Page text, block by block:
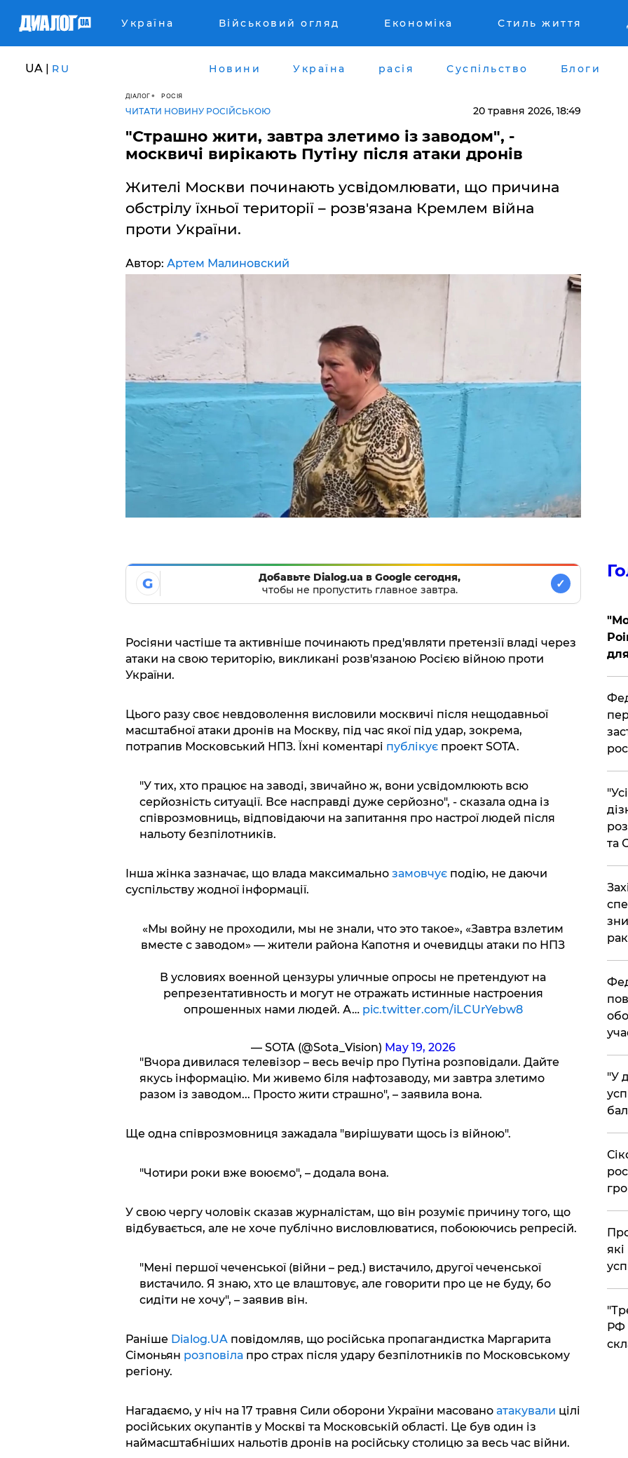
Україна Військовий огляд Економіка Стиль життя
UA | RU Новини Україна расія Суспільство Блоги
ДІАЛОГ РОСІЯ
ЧИТАТИ НОВИНУ РОСІЙСЬКОЮ 20 травня 2026, 18:49
​"Страшно жити, завтра злетимо із заводом", -
москвичі вирікають Путіну після атаки дронів
Жителі Москви починають усвідомлювати, що причина
обстрілу їхньої території – розв'язана Кремлем війна
проти України.
Автор: Артем Малиновский
G
Добавьте Dialog.ua в Google сегодня,
чтобы не пропустить главное завтра.
✓
Росіяни частіше та активніше починають пред'являти претензії владі через
атаки на свою територію, викликані розв'язаною Росією війною проти
України.
Цього разу своє невдоволення висловили москвичі після нещодавньої
масштабної атаки дронів на Москву, під час якої під удар, зокрема,
потрапив Московський НПЗ. Їхні коментарі публікує проект SOTA.
"У тих, хто працює на заводі, звичайно ж, вони усвідомлюють всю
серйозність ситуації. Все насправді дуже серйозно", - сказала одна із
співрозмовниць, відповідаючи на запитання про настрої людей після
нальоту безпілотників.
Інша жінка зазначає, що влада максимально замовчує подію, не даючи
суспільству жодної інформації.
«Мы войну не проходили, мы не знали, что это такое», «Завтра взлетим
вместе с заводом» — жители района Капотня и очевидцы атаки по НПЗ
В условиях военной цензуры уличные опросы не претендуют на
репрезентативность и могут не отражать истинные настроения
опрошенных нами людей. А… pic.twitter.com/iLCUrYebw8
— SOTA (@Sota_Vision) May 19, 2026
"Вчора дивилася телевізор – весь вечір про Путіна розповідали. Дайте
якусь інформацію. Ми живемо біля нафтозаводу, ми завтра злетимо
разом із заводом... Просто жити страшно", – заявила вона.
Ще одна співрозмовниця зажадала "вирішувати щось із війною".
"Чотири роки вже воюємо", – додала вона.
У свою чергу чоловік сказав журналістам, що він розуміє причину того, що
відбувається, але не хоче публічно висловлюватися, побоюючись репресій.
"Мені першої чеченської (війни – ред.) вистачило, другої чеченської
вистачило. Я знаю, хто це влаштовує, але говорити про це не буду, бо
сидіти не хочу", – заявив він.
Раніше Dialog.UAповідомляв, що російська пропагандистка Маргарита
Сімоньян розповіла про страх після удару безпілотників по Московському
регіону.
Нагадаємо, у ніч на 17 травня Сили оборони України масовано атакували цілі
російських окупантів у Москві та Московській області. Це був один із
наймасштабніших нальотів дронів на російську столицю за весь час війни.
та
​"У
РФ